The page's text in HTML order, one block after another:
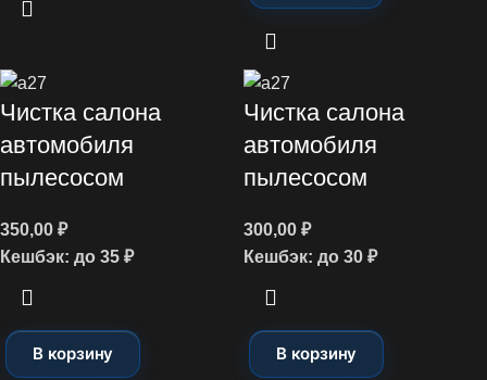
Чистка салона
автомобиля
пылесосом
350,00 ₽
Кешбэк: до 35 ₽
В корзину
Чистка салона
автомобиля
пылесосом
300,00 ₽
Кешбэк: до 30 ₽
В корзину